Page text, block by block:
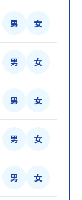
男 女
男 女
男 女
男 女
男 女